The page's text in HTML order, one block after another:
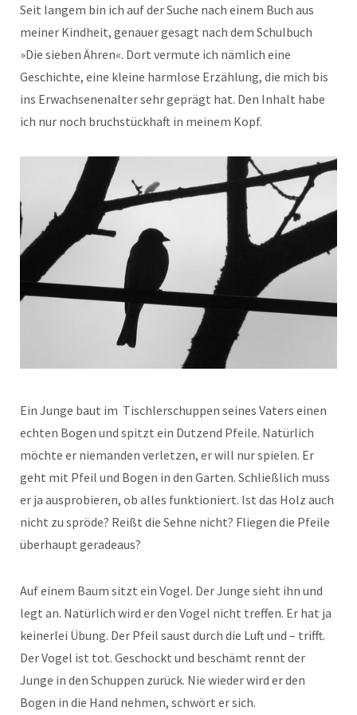
Seit langem bin ich auf der Suche nach einem Buch aus
meiner Kindheit, genauer gesagt nach dem Schulbuch
»Die sieben Ähren«. Dort vermute ich nämlich eine
Geschichte, eine kleine harmlose Erzählung, die mich bis
ins Erwachsenenalter sehr geprägt hat. Den Inhalt habe
ich nur noch bruchstückhaft in meinem Kopf.
Ein Junge baut im Tischlerschuppen seines Vaters einen
echten Bogen und spitzt ein Dutzend Pfeile. Natürlich
möchte er niemanden verletzen, er will nur spielen. Er
geht mit Pfeil und Bogen in den Garten. Schließlich muss
er ja ausprobieren, ob alles funktioniert. Ist das Holz auch
nicht zu spröde? Reißt die Sehne nicht? Fliegen die Pfeile
überhaupt geradeaus?
Auf einem Baum sitzt ein Vogel. Der Junge sieht ihn und
legt an. Natürlich wird er den Vogel nicht treffen. Er hat ja
keinerlei Übung. Der Pfeil saust durch die Luft und – trifft.
Der Vogel ist tot. Geschockt und beschämt rennt der
Junge in den Schuppen zurück. Nie wieder wird er den
Bogen in die Hand nehmen, schwört er sich.